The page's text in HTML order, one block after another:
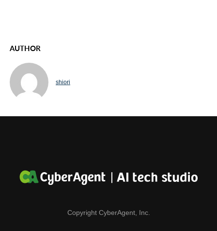
AUTHOR
shiori
Copyright CyberAgent, Inc.